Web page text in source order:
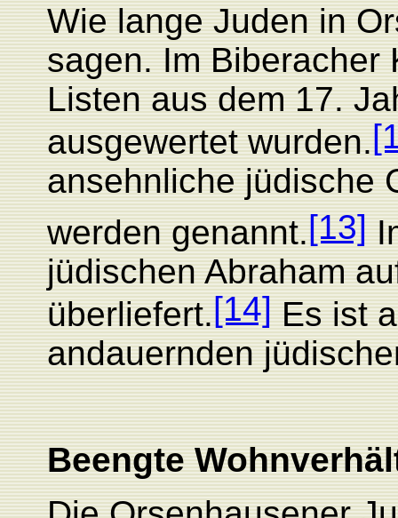
Wie lange Juden in
sagen.Im Biberacher
Listen aus dem 17.
ausgewertet wurden.
ansehnliche jüdische
werden genannt.[13]
jüdischen Abraham
überliefert.[14]Es ist
andauernden
Beengte